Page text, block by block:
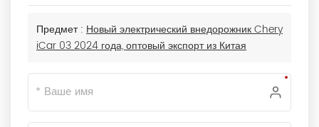
Предмет : Новый электрический внедорожник Chery
iCar 03 2024 года, оптовый экспорт из Китая